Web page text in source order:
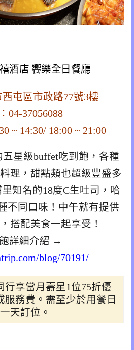
酒店 饗樂全日餐廳
屯區市政路77號3樓
04-37056088
~ 14:30/ 18:00 ~ 21:00
星級buffet吃到飽，各種
理，甜點類也超級豐盛多
知名的18度C生吐司，哈
不同口味！中午就有提供
搭配美食一起享受！
詳細介紹 →
blog/70191/
行享當月壽星1位75折優
服務費。需至少於用餐日
天訂位。